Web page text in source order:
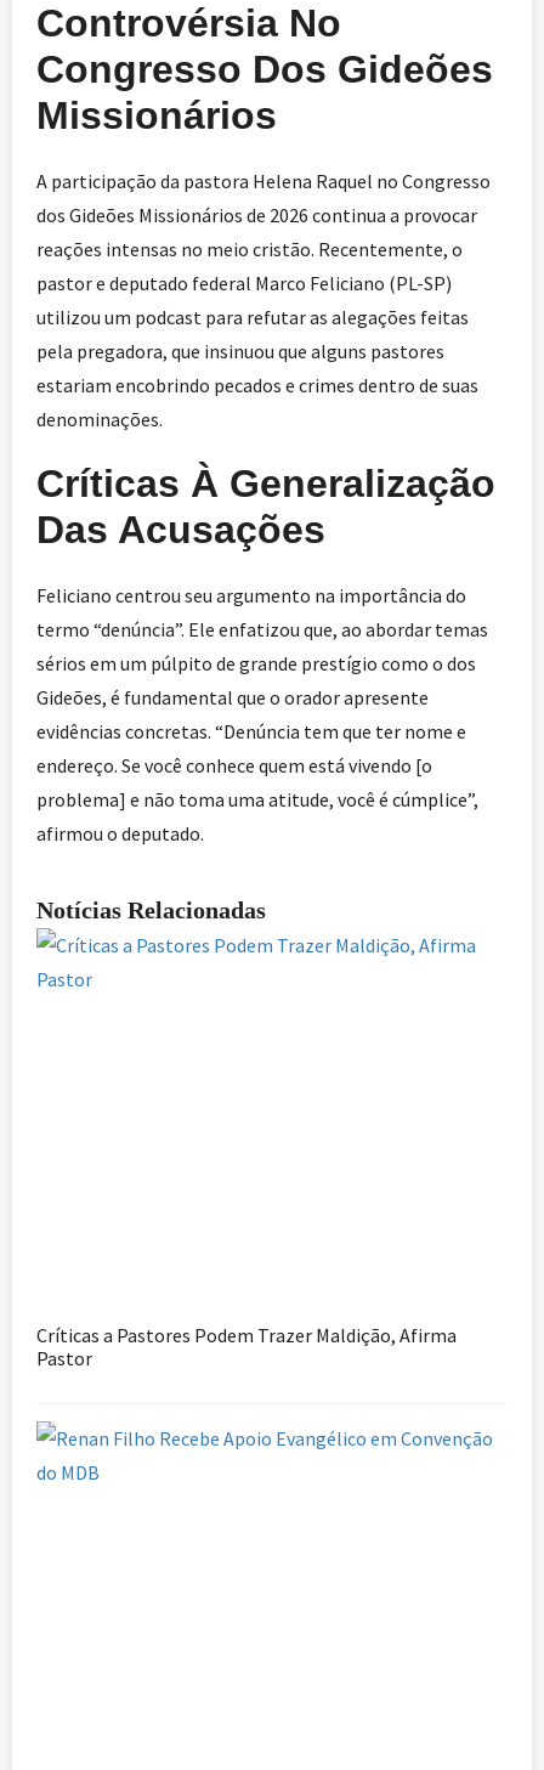
Controvérsia No
Congresso Dos Gideões
Missionários
A participação da pastora Helena Raquel no Congresso
dos Gideões Missionários de 2026 continua a provocar
reações intensas no meio cristão. Recentemente, o
pastor e deputado federal Marco Feliciano (PL-SP)
utilizou um podcast para refutar as alegações feitas
pela pregadora, que insinuou que alguns pastores
estariam encobrindo pecados e crimes dentro de suas
denominações.
Críticas À Generalização
Das Acusações
Feliciano centrou seu argumento na importância do
termo “denúncia”. Ele enfatizou que, ao abordar temas
sérios em um púlpito de grande prestígio como o dos
Gideões, é fundamental que o orador apresente
evidências concretas. “Denúncia tem que ter nome e
endereço. Se você conhece quem está vivendo [o
problema] e não toma uma atitude, você é cúmplice”,
afirmou o deputado.
Notícias Relacionadas
Críticas a Pastores Podem Trazer Maldição, Afirma
Pastor